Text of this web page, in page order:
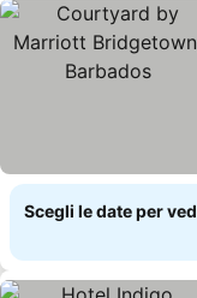
Scegli le date per